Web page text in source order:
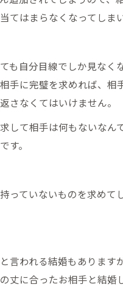
てはまらなくなってしまい
も自分目線でしか見なく
手に完璧を求めれば、相
さなくてはいけません。
して相手は何もないなん
す。
っていないものを求めて
言われる結婚もあります
丈に合ったお相手と結婚